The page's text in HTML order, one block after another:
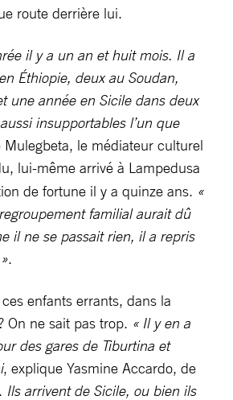
route derrière lui.
il y a un an et huit mois. Il a
Éthiopie, deux au Soudan,
une année en Sicile dans deux
insupportables l’un que
Mulegbeta, le médiateur culturel
lui-même arrivé à Lampedusa
de fortune il y a quinze ans. «
familial aurait dû
il ne se passait rien, il a repris
.
enfants errants, dans la
On ne sait pas trop. « Il y en a
des gares de Tiburtina et
, explique Yasmine Accardo, de
Ils arrivent de Sicile, ou bien ils